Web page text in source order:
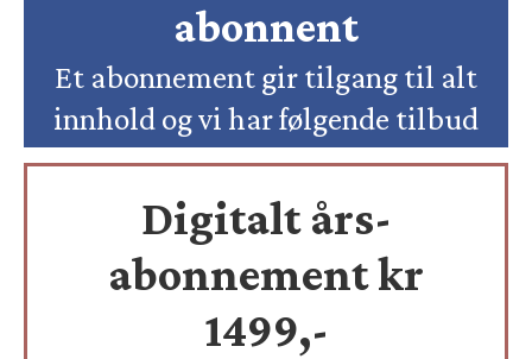
abonnent
Et abonnement gir tilgang til alt
innhold og vi har følgende tilbud
Digitalt års-
abonnement kr
1499,-